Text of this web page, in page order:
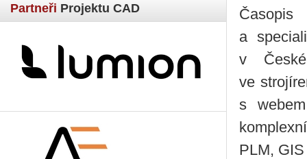
Partneři Projektu CAD
a
v
ve
s
PLM,